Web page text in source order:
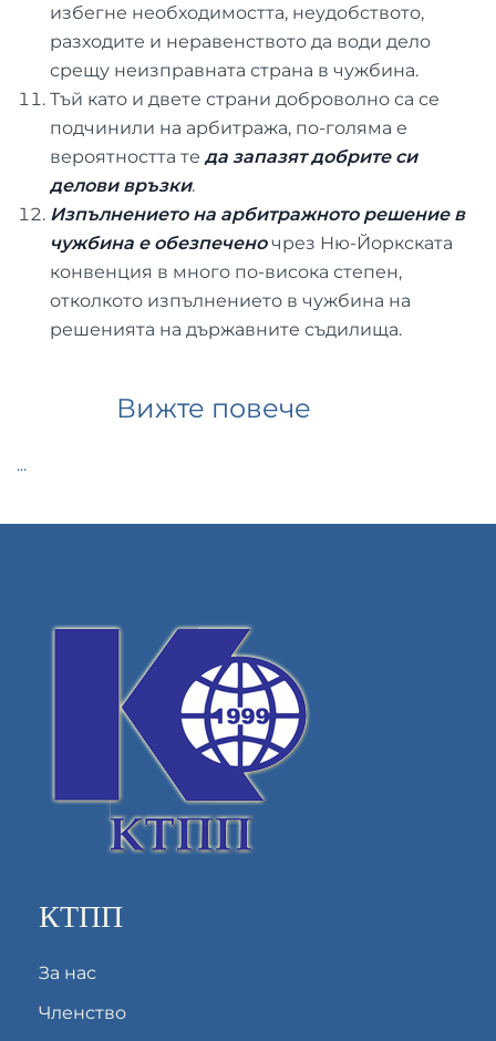
избегне необходимостта, неудобството,
разходите и неравенството да води дело
срещу неизправната страна в чужбина.
Тъй като и двете страни доброволно са се
подчинили на арбитража, по-голяма е
вероятността те да запазят добрите си
делови връзки.
Изпълнението на арбитражното решение в
чужбина е обезпеченочрез Ню-Йоркската
конвенция в много по-висока степен,
отколкото изпълнението в чужбина на
решенията на държавните съдилища.
Вижте повече
...
КТПП
За нас
Членство